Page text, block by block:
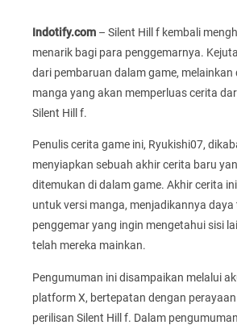
Indotify.com – Silent Hill f kembali
menarik bagi para penggemarnya.
dari pembaruan dalam game,
manga yang akan memperluas cerita
Silent Hill f.
Penulis cerita game ini, Ryukishi07,
menyiapkan sebuah akhir cerita baru
ditemukan di dalam game. Akhir cerita
untuk versi manga, menjadikannya
penggemar yang ingin mengetahui sisi
telah mereka mainkan.
Pengumuman ini disampaikan melalui
platform X, bertepatan dengan
perilisan Silent Hill f. Dalam